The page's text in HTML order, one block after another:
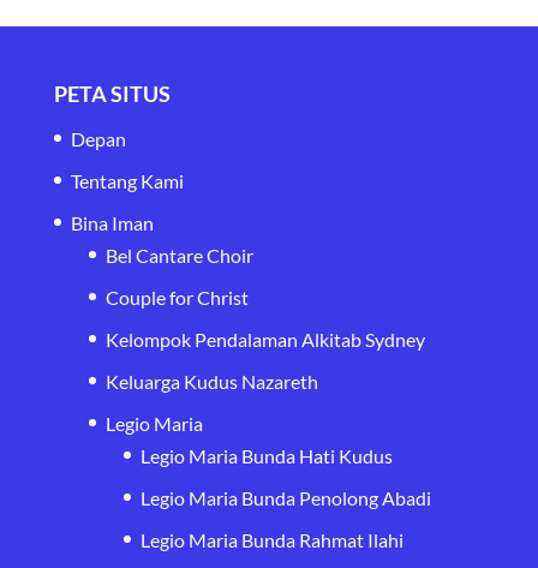
PETA SITUS
Depan
Tentang Kami
Bina Iman
Bel Cantare Choir
Couple for Christ
Kelompok Pendalaman Alkitab Sydney
Keluarga Kudus Nazareth
Legio Maria
Legio Maria Bunda Hati Kudus
Legio Maria Bunda Penolong Abadi
Legio Maria Bunda Rahmat Ilahi